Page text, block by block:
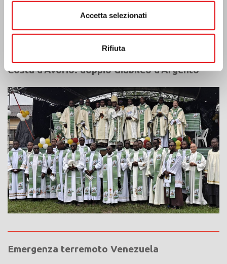
Accetta selezionati
Rifiuta
Costa d’Avorio: doppio Giubileo d’Argento
Emergenza terremoto Venezuela